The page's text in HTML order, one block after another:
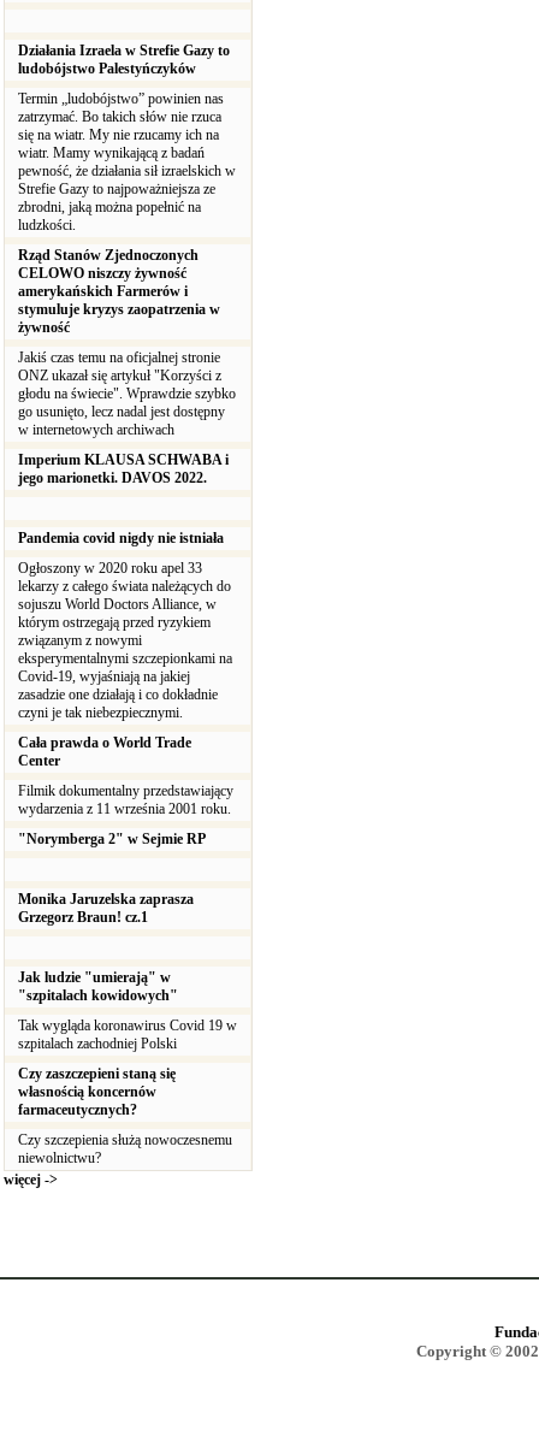
Działania Izraela w Strefie Gazy to
ludobójstwo Palestyńczyków
Termin „ludobójstwo” powinien nas
zatrzymać. Bo takich słów nie rzuca
się na wiatr. My nie rzucamy ich na
wiatr. Mamy wynikającą z badań
pewność, że działania sił izraelskich w
Strefie Gazy to najpoważniejsza ze
zbrodni, jaką można popełnić na
ludzkości.
Rząd Stanów Zjednoczonych
CELOWO niszczy żywność
amerykańskich Farmerów i
stymuluje kryzys zaopatrzenia w
żywność
Jakiś czas temu na oficjalnej stronie
ONZ ukazał się artykuł "Korzyści z
głodu na świecie". Wprawdzie szybko
go usunięto, lecz nadal jest dostępny
w internetowych archiwach
Imperium KLAUSA SCHWABA i
jego marionetki. DAVOS 2022.
Pandemia covid nigdy nie istniała
Ogłoszony w 2020 roku apel 33
lekarzy z całego świata należących do
sojuszu World Doctors Alliance, w
którym ostrzegają przed ryzykiem
związanym z nowymi
eksperymentalnymi szczepionkami na
Covid-19, wyjaśniają na jakiej
zasadzie one działają i co dokładnie
czyni je tak niebezpiecznymi.
Cała prawda o World Trade
Center
Filmik dokumentalny przedstawiający
wydarzenia z 11 września 2001 roku.
"Norymberga 2" w Sejmie RP
Monika Jaruzelska zaprasza
Grzegorz Braun! cz.1
Jak ludzie "umierają" w
"szpitalach kowidowych"
Tak wygląda koronawirus Covid 19 w
szpitalach zachodniej Polski
Czy zaszczepieni staną się
własnością koncernów
farmaceutycznych?
Czy szczepienia służą nowoczesnemu
niewolnictwu?
więcej ->
Copyright ©